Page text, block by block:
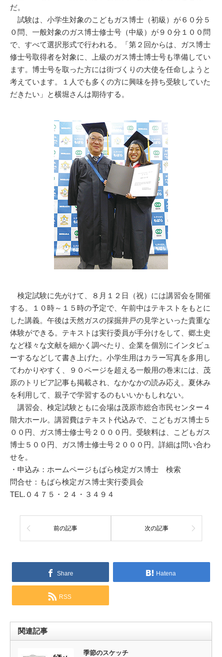
だ。
試験は、小学生対象のこどもガス博士（初級）が６０分５
０問、一般対象のガス博士修士号（中級）が９０分１００問
で、すべて選択形式で行われる。「第２回からは、ガス博士
修士号取得者を対象に、上級のガス博士博士号も準備してい
ます。博士号を取った方には街づくりの大使を任命しようと
考えています。１人でも多くの方に興味を持ち受験していた
だきたい」と横堀さんは期待する。
検定試験に先がけて、８月１２日（祝）には講習会を開催
する。１０時～１５時の予定で、午前中はテキストをもとに
した講義。午後は天然ガスの採掘井戸の見学といった貴重な
体験ができる。テキストは実行委員が手分けをして、郷土史
など様々な文献を細かく調べたり、企業を個別にインタビュ
ーするなどして書き上げた。小学生用はカラー写真を多用し
てわかりやすく、９０ページを超える一般用の巻末には、茂
原のトリビア記事も掲載され、なかなかの読み応え。夏休み
を利用して、親子で学習するのもいいかもしれない。
講習会、検定試験ともに会場は茂原市総合市民センター４
階大ホール。講習費はテキスト代込みで、こどもガス博士５
００円、ガス博士修士号２０００円。受験料は、こどもガス
博士５００円、ガス博士修士号２０００円。詳細は問い合わ
せを。
・申込み：ホームページもばら検定ガス博士 検索
問合せ：もばら検定ガス博士実行委員会
TEL.０４７５・２４・３４９４
前の記事 次の記事
Share Hatena
RSS
関連記事
季節のスケッチ